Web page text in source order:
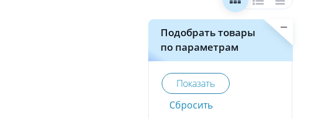
Подобрать товары
по параметрам